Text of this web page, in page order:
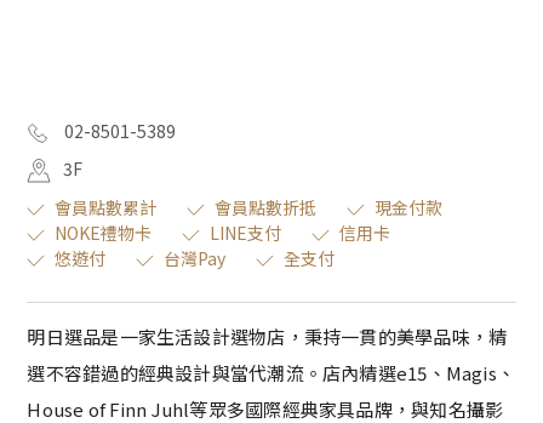
02-8501-5389
3F
會員點數累計
會員點數折抵
現金付款
NOKE禮物卡
LINE支付
信用卡
悠遊付
台灣Pay 全支付
明日選品是一家生活設計選物店，秉持一貫的美學品味，精
選不容錯過的經典設計與當代潮流。店內精選e15、Magis、
House of Finn Juhl等眾多國際經典家具品牌，與知名攝影